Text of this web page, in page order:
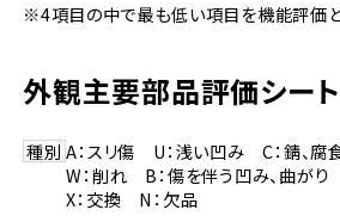
※4項目の中で最も低い項目を機能評価
外観主要部品評価シート
種別 A：スリ傷 U：浅い凹み C：錆、
W：削れ B：傷を伴う凹み、曲がり
X：交換 N：欠品